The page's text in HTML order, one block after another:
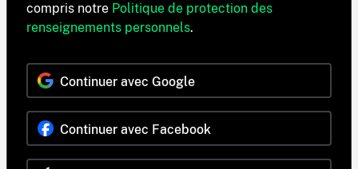
compris notre Politique de protection des
renseignements personnels.
Continuer avec Google
Continuer avec Facebook